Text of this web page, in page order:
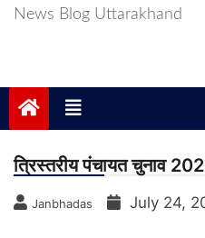
News Blog Uttarakhand
त्रिस्तरीय पंचायत चुनाव
Janbhadas July 24,